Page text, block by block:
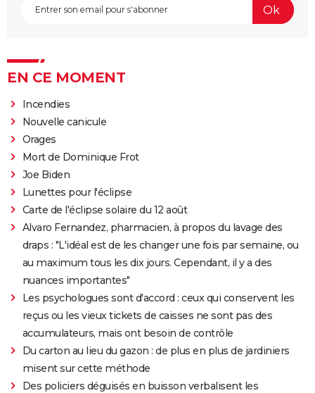
EN CE MOMENT
Incendies
Nouvelle canicule
Orages
Mort de Dominique Frot
Joe Biden
Lunettes pour l'éclipse
Carte de l'éclipse solaire du 12 août
Alvaro Fernandez, pharmacien, à propos du lavage des
draps : "L'idéal est de les changer une fois par semaine, ou
au maximum tous les dix jours. Cependant, il y a des
nuances importantes"
Les psychologues sont d'accord : ceux qui conservent les
reçus ou les vieux tickets de caisses ne sont pas des
accumulateurs, mais ont besoin de contrôle
Du carton au lieu du gazon : de plus en plus de jardiniers
misent sur cette méthode
Des policiers déguisés en buisson verbalisent les